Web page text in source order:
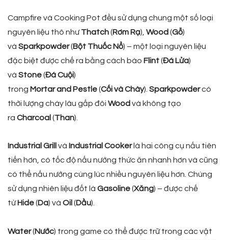
Campfire và Cooking Pot đều sử dụng chung một số loại
nguyên liệu thô nhưThatch(Rơm Rạ), Wood (Gỗ)
và Sparkpowder(Bột Thuốc Nổ) – một loại nguyên liệu
đặc biệt được chế ra bằng cách bào Flint(Đá Lửa)
và Stone(ĐáCuội)
trong Mortarand Pestle(CốivàChày). Sparkpowdercó
thời lượng cháy lâu gấp đôi Wood và không tạo
ra Charcoal (Than).
Industrial Grill và Industrial Cookerlà hai công cụ nấu tiên
tiến hơn, có tốc độ nấu nướng thức ăn nhanh hơn và cũng
có thể nấu nướng cùng lúc nhiều nguyên liệu hơn. Chúng
sử dụng nhiên liệu đốt là Gasoline(Xăng) – được chế
từHide(Da) và Oil (Dầu).
Water(Nước) trong game có thể được trữ trong các vật